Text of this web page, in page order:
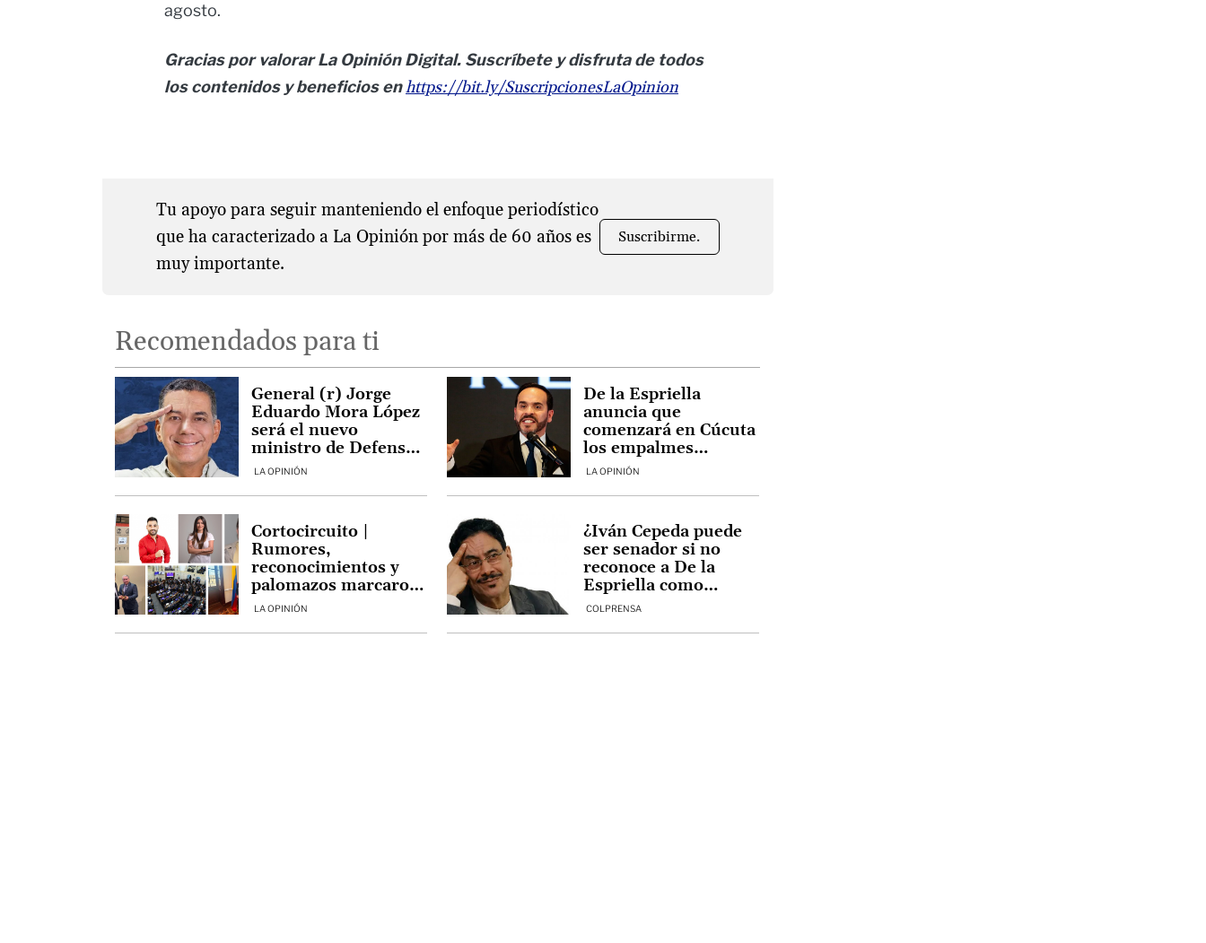
agosto.
Gracias por valorar La Opinión Digital. Suscríbete y disfruta de todos
los contenidos y beneficios enhttps://bit.ly/SuscripcionesLaOpinion
Tu apoyo para seguir manteniendo el enfoque periodístico
que ha caracterizado a La Opinión por más de 60 años es
muy importante.
Suscribirme.
Recomendados para ti
LA OPINIÓN
General (r) Jorge
Eduardo Mora López
será el nuevo
ministro de Defensa
del gobierno De la
LA OPINIÓN
De la Espriella
anuncia que
comenzará en Cúcuta
los empalmes
regionales
LA OPINIÓN
Cortocircuito |
Rumores,
reconocimientos y
palomazos marcaron
la movida política de
y Norte de Santander
COLPRENSA
¿Iván Cepeda puede
ser senador si no
reconoce a De la
Espriella como
presidente? Esto